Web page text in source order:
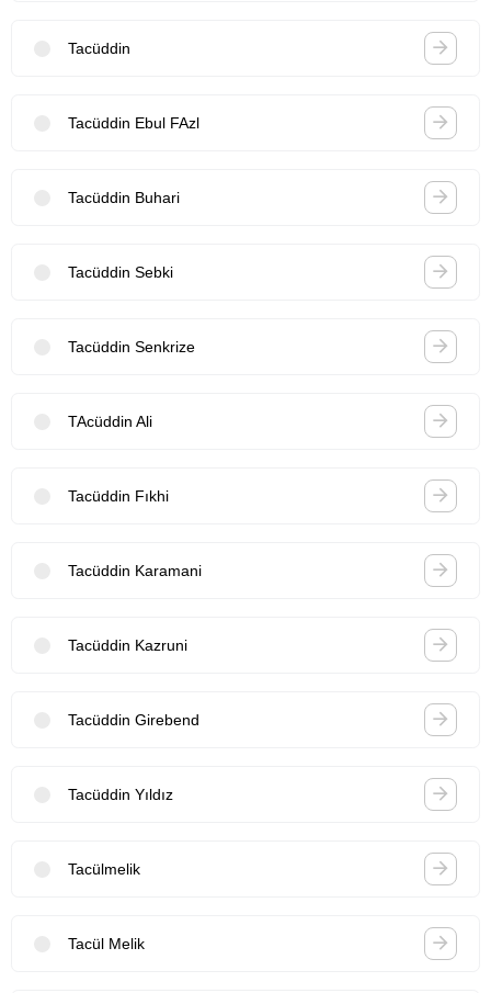
Tacüddin
Tacüddin Ebul FAzl
Tacüddin Buhari
Tacüddin Sebki
Tacüddin Senkrize
TAcüddin Ali
Tacüddin Fıkhi
Tacüddin Karamani
Tacüddin Kazruni
Tacüddin Girebend
Tacüddin Yıldız
Tacülmelik
Tacül Melik